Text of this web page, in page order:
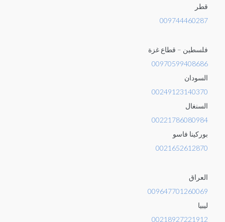
قطر
009744460287
فلسطين – قطاع غزة
00970599408686
السودان
00249123140370
السنغال
00221786080984
بوركينا فاسو
0021652612870
العراق
009647701260069
ليبيا
00218927221912